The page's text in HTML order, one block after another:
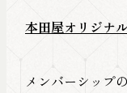
本田屋オリジナ
メンバーシップ